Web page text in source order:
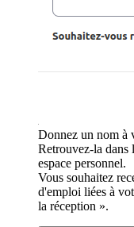
Donnez un nom à
Retrouvez-la dans
espace personnel.
Vous souhaitez
d'emploi liées à
la réception ».